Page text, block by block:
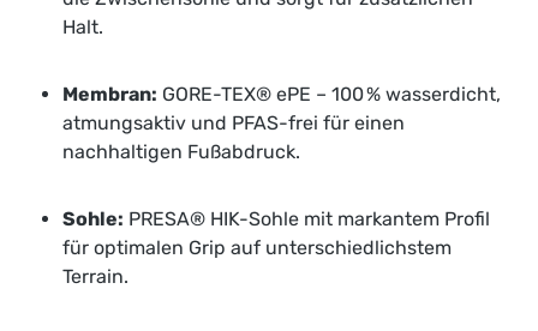
Halt.
Membran: GORE-TEX® ePE – 100 % wasserdicht,
atmungsaktiv und PFAS-frei für einen
nachhaltigen Fußabdruck.
Sohle: PRESA® HIK-Sohle mit markantem Profil
für optimalen Grip auf unterschiedlichstem
Terrain.